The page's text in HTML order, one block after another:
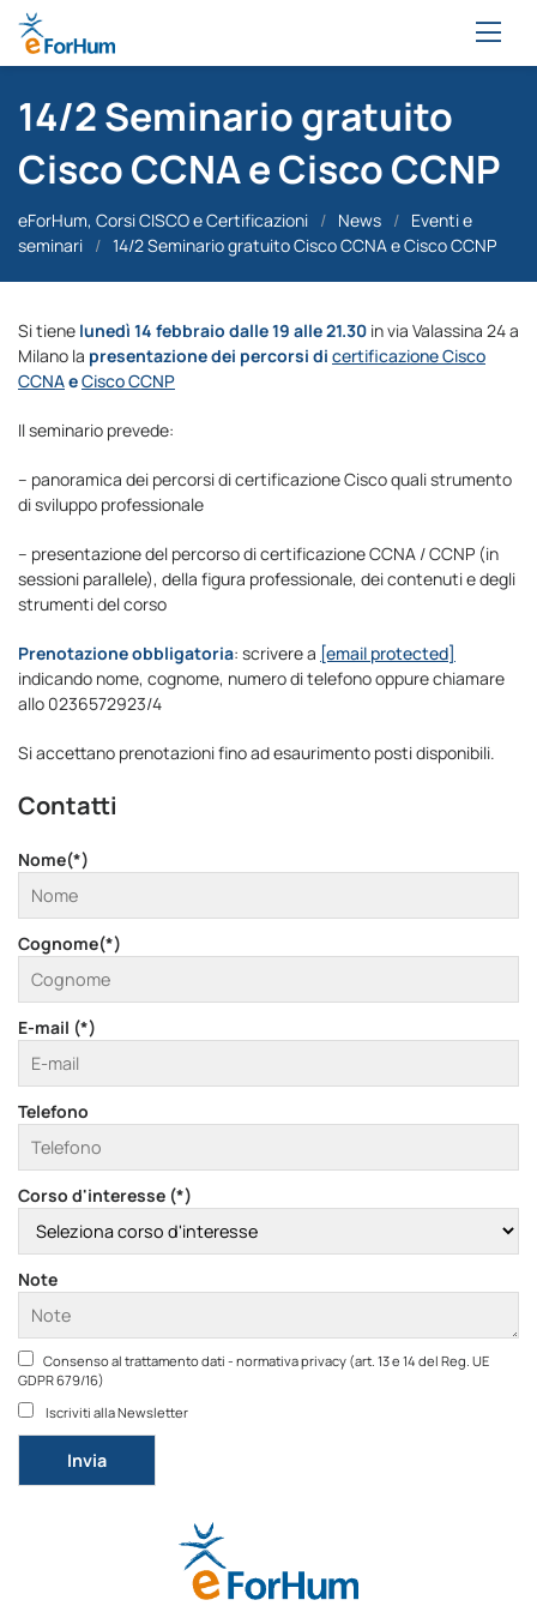
14/2 Seminario gratuito
Cisco CCNA e Cisco CCNP
eForHum, Corsi CISCO e Certificazioni / News / Eventi e
seminari / 14/2 Seminario gratuito Cisco CCNA e Cisco CCNP
Si tiene lunedì 14 febbraio dalle 19 alle 21.30 in via Valassina 24 a
Milano la presentazione dei percorsi di certificazione Cisco
CCNAeCisco CCNP
Il seminario prevede:
– panoramica dei percorsi di certificazione Cisco quali strumento
di sviluppo professionale
– presentazione del percorso di certificazione CCNA / CCNP (in
sessioni parallele), della figura professionale, dei contenuti e degli
strumenti del corso
Prenotazione obbligatoria: scrivere a [email protected]
indicando nome, cognome, numero di telefono oppure chiamare
allo 0236572923/4
Si accettano prenotazioni fino ad esaurimento posti disponibili.
Contatti
Nome(*)
Cognome(*)
E-mail (*)
Telefono
Corso d'interesse (*)
Note
Consenso al trattamento dati - normativa privacy (art. 13 e 14 del Reg. UE
GDPR 679/16)
Iscriviti alla Newsletter
Si prega di lasciare vuoto questo campo.